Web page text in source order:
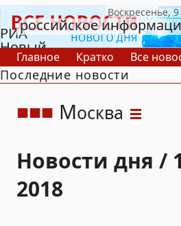
РИА
Новый
День
российское
Главное Кратко Все
В России
В мире
Последние новости
Москва
Новости дня /
2018